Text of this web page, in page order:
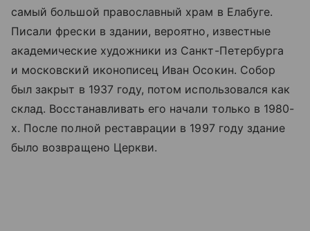
самый большой православный храм в Елабуге.
Писали фрески в здании, вероятно, известные
академические художники из Санкт-Петербурга
и московский иконописец Иван Осокин. Собор
был закрыт в 1937 году, потом использовался как
склад. Восстанавливать его начали только в 1980-
х. После полной реставрации в 1997 году здание
было возвращено Церкви.